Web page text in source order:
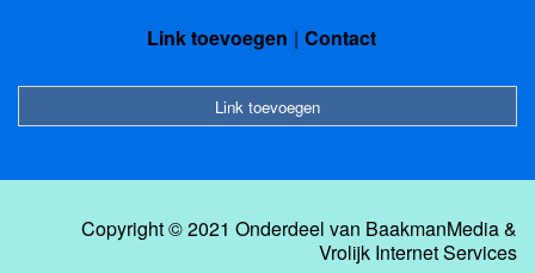
Link toevoegen Contact
Link toevoegen
Copyright © 2021 Onderdeel van BaakmanMedia&
Vrolijk Internet Services